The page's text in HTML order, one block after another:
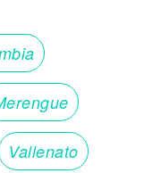
Vallenato